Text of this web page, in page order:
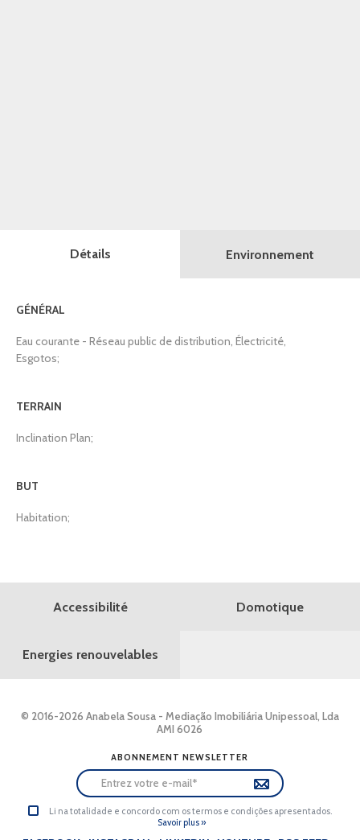
Détails
GÉNÉRAL
Eau courante - Réseau public de distribution, Électricité,
Esgotos;
TERRAIN
Inclination Plan;
BUT
Habitation;
Environnement
Accessibilité Domotique
Energies renouvelables
© 2016-2026 Anabela Sousa - Mediação Imobiliária Unipessoal, Lda
AMI 6026
ABONNEMENT NEWSLETTER
Li na totalidade e concordo com os termos e condições apresentados.
Savoir plus »